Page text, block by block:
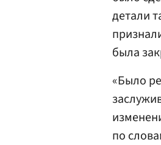
детали
была
«Было
по